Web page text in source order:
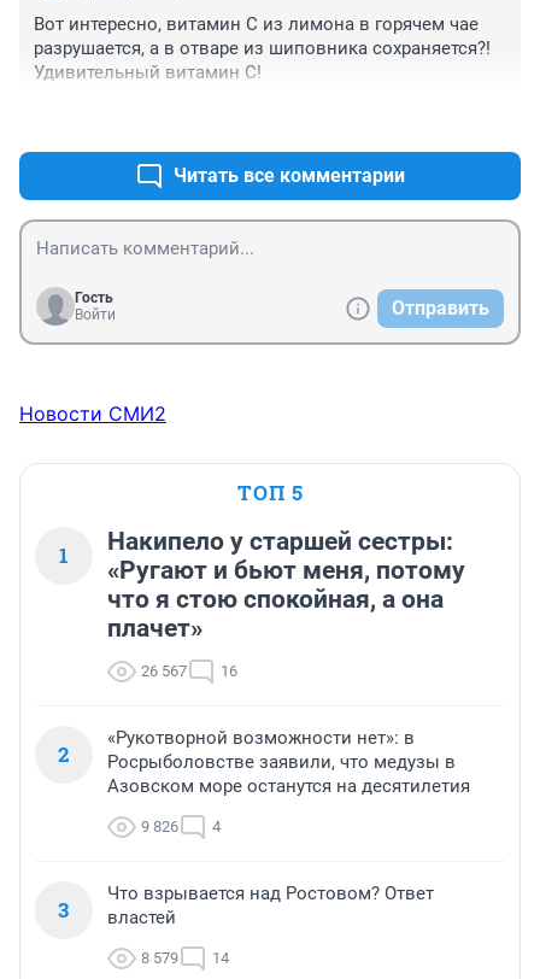
Вот интересно, витамин С из лимона в горячем чае
разрушается, а в отваре из шиповника сохраняется?!
Удивительный витамин С!
Читать все комментарии
Гость
Войти
Отправить
Новости СМИ2
ТОП 5
1
Накипело у старшей сестры:
«Ругают и бьют меня, потому
что я стою спокойная, а она
плачет»
26 567 16
2
«Рукотворной возможности нет»: в
Росрыболовстве заявили, что медузы в
Азовском море останутся на десятилетия
9 826 4
3
Что взрывается над Ростовом? Ответ
властей
8 579 14